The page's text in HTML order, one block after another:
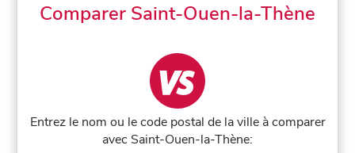
Comparer Saint-Ouen-la-Thène
Entrez le nom ou le code postal de la ville à comparer
avec Saint-Ouen-la-Thène: